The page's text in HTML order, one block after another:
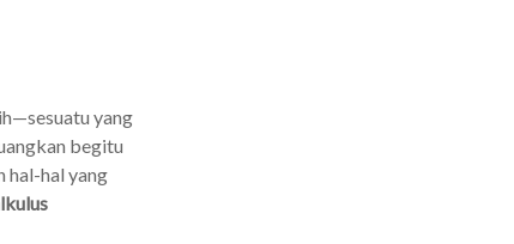
yang
begitu
hal-hal yang